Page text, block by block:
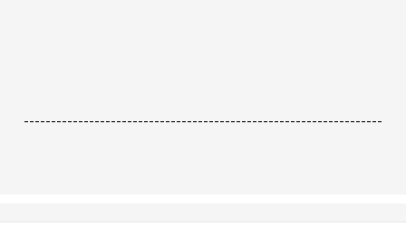
------------------------------------------------------------------